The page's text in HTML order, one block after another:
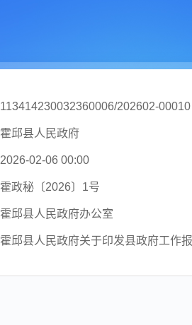
113414230032360006/202602-00010
霍邱县人民政府
2026-02-06 00:00
霍政秘〔2026〕1号
霍邱县人民政府办公室
霍邱县人民政府关于印发县政府工作